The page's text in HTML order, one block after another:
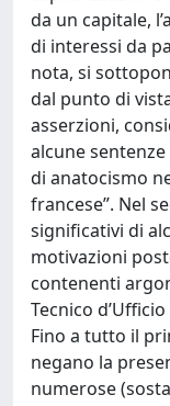
da un capitale,
di interessi da
nota, si
dal punto di
asserzioni,
alcune
di anatocismo
francese”. Nel
significativi di
motivazioni
contenenti
Tecnico
Fino a tutto il
negano la
numerose